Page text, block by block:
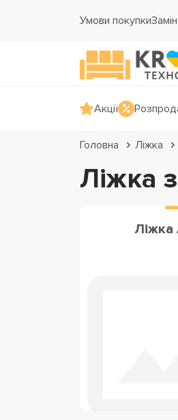
Умови покупки
Акції
Головна Ліжка
Ліжка
Ліжка